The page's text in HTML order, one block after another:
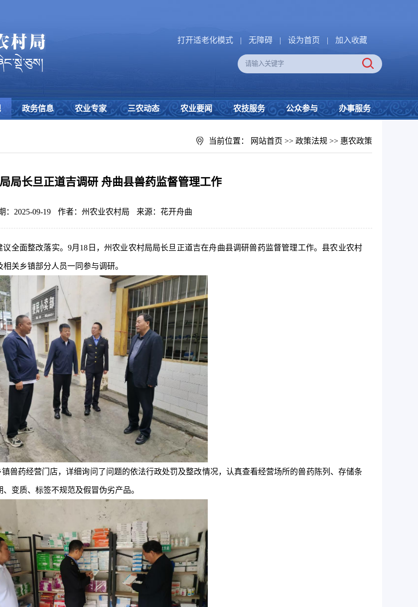
打开适老化模式 | 无障碍 | 设为首页 | 加入收藏
政务信息 农业专家 三农动态 农业要闻 农技服务 公众参与 办事服务
当前位置： 网站首页 >> 政策法规 >> 惠农政策
局长旦正道吉调研 舟曲县兽药监督管理工作
：2025-09-19 作者：州农业农村局 来源：花开舟曲
全面整改落实。 9月 18 日，州农业农村局局长旦正道吉在舟曲县调研兽药监督管理工作。县农业农村
关乡镇部分人员一同参与调研。
兽药经营门店，详细询问了问题的依法行政处罚及整改情况，认真查看经营场所的兽药陈列、存储条
变质、标签不规范及假冒伪劣产品。